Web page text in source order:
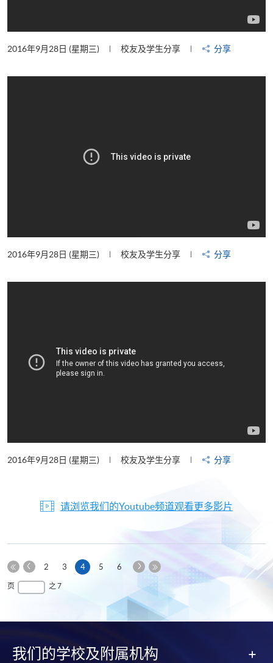
2016年9月28日 (星期三) 校友及学生分享 分享
2016年9月28日 (星期三) 校友及学生分享 分享
2016年9月28日 (星期三) 校友及学生分享 分享
请浏览我们的Youtube频道观看更多影片
第
一
上
2 3 4本
5 6
下
最
页 之 7
我们的学校及附属机构